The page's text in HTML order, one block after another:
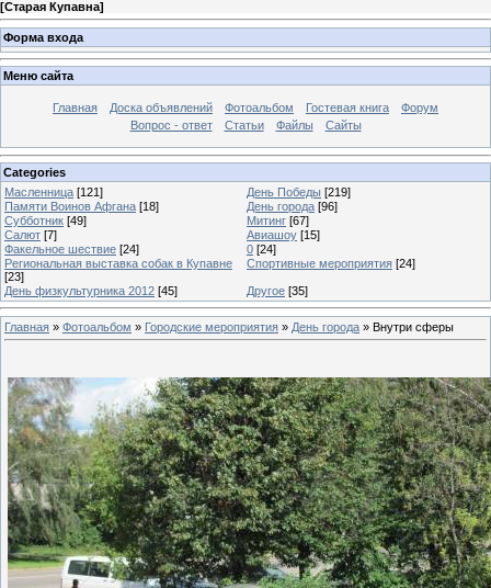
[Старая Купавна]
Форма входа
Меню сайта
Главная Доска объявлений Фотоальбом Гостевая книга
Форум
Вопрос - ответ
Статьи Файлы Сайты
Categories
Масленница [121] День Победы [219]
Памяти Воинов Афгана [18] День города [96]
Субботник [49] Митинг [67]
Салют [7] Авиашоу [15]
Факельное шествие [24] 0 [24]
Региональная выставка собак в Купавне
[23]
Cпортивные мероприятия [24]
День физкультурника 2012 [45] Другое [35]
Главная » Фотоальбом » Городские мероприятия » День города » Внутри сферы